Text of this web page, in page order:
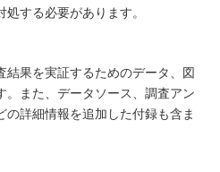
する必要があります。
結果を実証するためのデータ、図
。また、データソース、調査アン
詳細情報を追加した付録も含ま